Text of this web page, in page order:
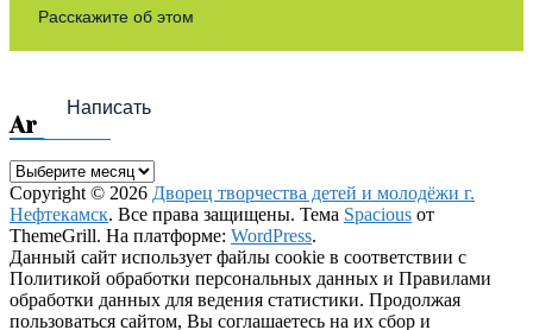
Расскажите об этом
Написать
Archives
Archives
Copyright © 2026 Дворец творчества детей и молодёжи г.
Нефтекамск. Все права защищены. Тема Spacious от
ThemeGrill. На платформе: WordPress.
Данный сайт использует файлы cookie в соответствии с
Политикой обработки персональных данных и Правилами
обработки данных для ведения статистики. Продолжая
пользоваться сайтом, Вы соглашаетесь на их сбор и